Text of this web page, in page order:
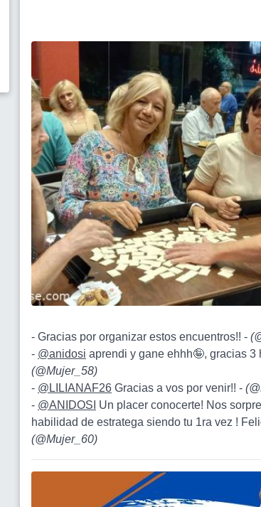
- Gracias por organizar estos encuentros!! - (
- @anidosi aprendi y gane ehhh🤪, gracias 3
(@Mujer_58)
- @LILIANAF26 Gracias a vos por venir!! - (
- @ANIDOSI Un placer conocerte! Nos
habilidad de estratega siendo tu 1ra vez !
(@Mujer_60)